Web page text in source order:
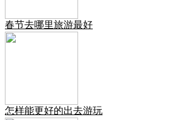
春节去哪里旅游最好
怎样能更好的出去游玩